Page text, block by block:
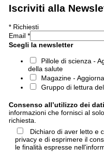
Iscriviti alla
* Richiesti
Email *
Scegli la newsletter
Pillole di scienza -
della salute
Magazine -
Gruppo di lettura
Consenso all’utilizzo dei dati
informazioni che fornisci al
richiesta.
Dichiaro di aver letto e
privacy e di esprimere il
le finalità espresse